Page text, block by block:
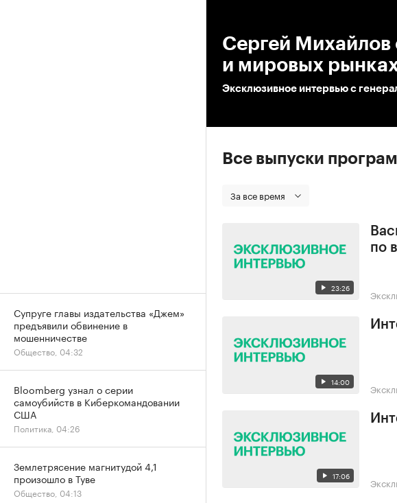
Сергей Михайлов
и мировых
Эксклюзивное интервью с
Все выпуски
За все время
23:26
по
14:00
17:06
Супруге главы издательства «Джем»
предъявили обвинение в
мошенничестве
Общество, 04:32
Bloomberg узнал о серии
самоубийств в Киберкомандовании
США
Политика, 04:26
Землетрясение магнитудой 4,1
произошло в Туве
Общество, 04:13